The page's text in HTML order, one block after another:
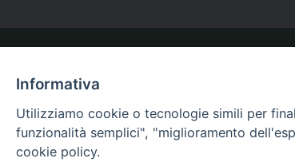
NOSTRA DIOCESI
VESCOVO
Informativa
Utilizziamo cookie o tecnologie simili per
funzionalità semplici", "miglioramento
cookie policy.